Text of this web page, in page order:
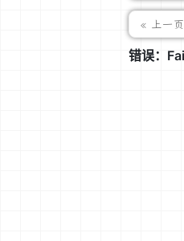
« 上一页